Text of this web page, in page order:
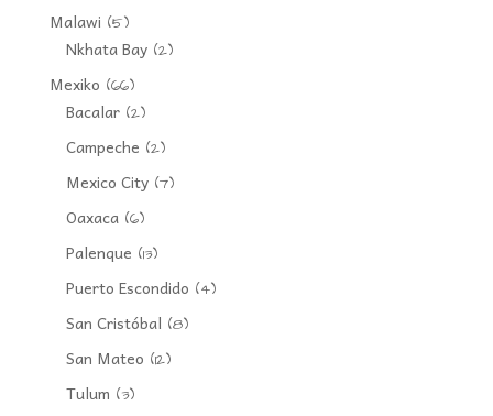
Malawi (5)
Nkhata Bay(2)
Mexiko (66)
Bacalar(2)
Campeche (2)
Mexico City(7)
Oaxaca(6)
Palenque (13)
Puerto Escondido (4)
San Cristóbal (8)
San Mateo (12)
Tulum (3)